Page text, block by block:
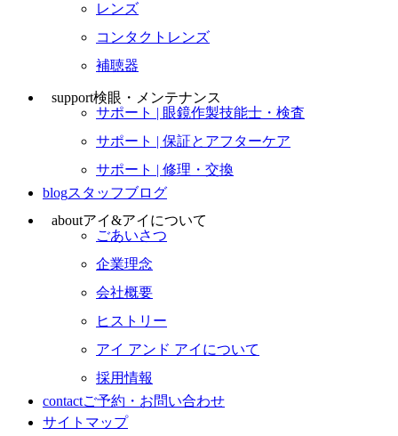
レンズ
コンタクトレンズ
補聴器
support検眼・メンテナンス
サポート | 眼鏡作製技能士・検査
サポート | 保証とアフターケア
サポート | 修理・交換
blogスタッフブログ
aboutアイ&アイについて
ごあいさつ
企業理念
会社概要
ヒストリー
アイ アンド アイについて
採用情報
contactご予約・お問い合わせ
サイトマップ